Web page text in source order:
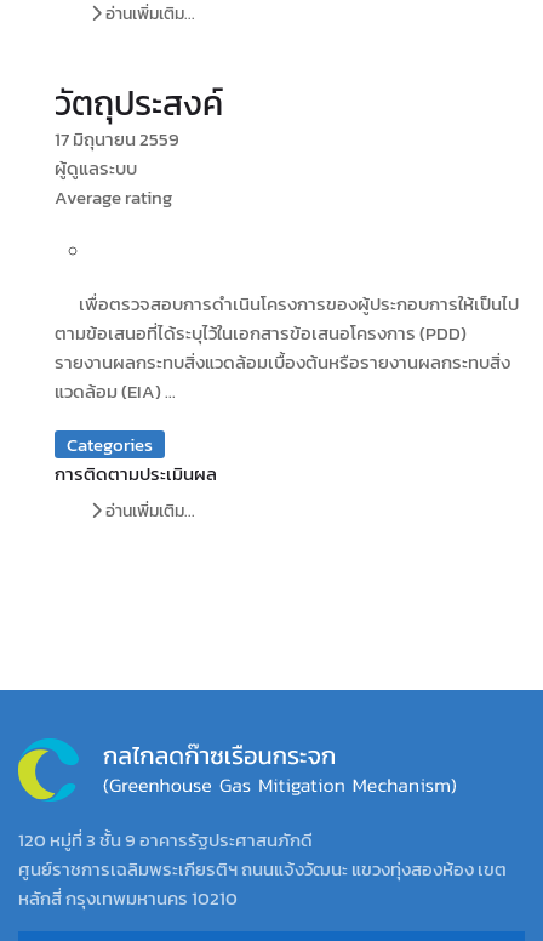
อ่านเพิ่มเติม...
วัตถุประสงค์
17 มิถุนายน 2559
ผู้ดูแลระบบ
Average rating
เพื่อตรวจสอบการดำเนินโครงการของผู้ประกอบการให้เป็นไป
ตามข้อเสนอที่ได้ระบุไว้ในเอกสารข้อเสนอโครงการ (PDD)
รายงานผลกระทบสิ่งแวดล้อมเบื้องต้นหรือรายงานผลกระทบสิ่ง
แวดล้อม (EIA) ...
Categories
การติดตามประเมินผล
อ่านเพิ่มเติม...
120 หมู่ที่ 3 ชั้น 9 อาคารรัฐประศาสนภักดี
ศูนย์ราชการเฉลิมพระเกียรติฯ ถนนแจ้งวัฒนะ แขวงทุ่งสองห้อง เขต
หลักสี่ กรุงเทพมหานคร 10210